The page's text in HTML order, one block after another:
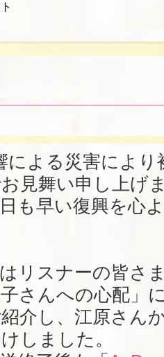
による災害によ
見舞い申し上げ
も早い復興を心
リスナーの皆さ
さんへの心配」
介し、江原さん
しました。